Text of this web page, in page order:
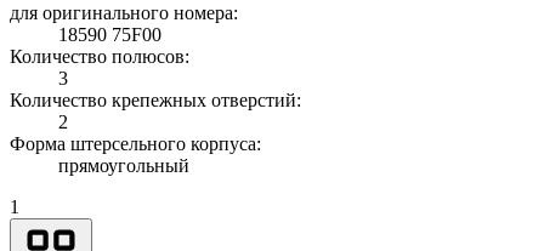
для оригинального номера:
18590 75F00
Количество полюсов:
3
Количество крепежных отверстий:
2
Форма штерсельного корпуса:
прямоугольный
1